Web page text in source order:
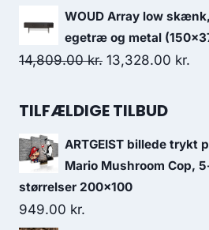
WOUD Array low
egetræ og metal
14,809.00kr. 13,328.00 kr.
TILFÆLDIGE TILBUD
ARTGEIST billede trykt
Mario Mushroom Cop,
størrelser 200x100
949.00 kr.